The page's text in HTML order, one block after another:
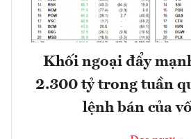
Khối ngoại đẩy
2.300 tỷ trong tuần
lệnh bán của